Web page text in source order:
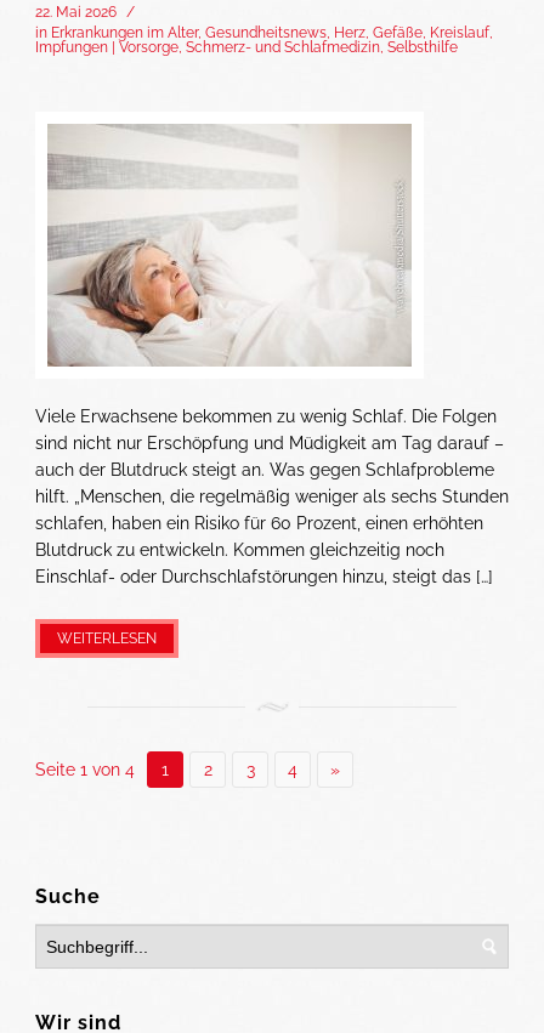
22. Mai 2026 /
in Erkrankungen im Alter, Gesundheitsnews, Herz, Gefäße, Kreislauf,
Impfungen | Vorsorge, Schmerz- und Schlafmedizin, Selbsthilfe
Viele Erwachsene bekommen zu wenig Schlaf. Die Folgen
sind nicht nur Erschöpfung und Müdigkeit am Tag darauf –
auch der Blutdruck steigt an. Was gegen Schlafprobleme
hilft. „Menschen, die regelmäßig weniger als sechs Stunden
schlafen, haben ein Risiko für 60 Prozent, einen erhöhten
Blutdruck zu entwickeln. Kommen gleichzeitig noch
Einschlaf- oder Durchschlafstörungen hinzu, steigt das […]
WEITERLESEN
Seite 1 von 4 1 2 3 4 »
Suche
Wir sind